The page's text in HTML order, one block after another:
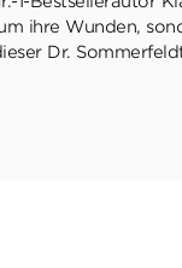
ihre Wunden,
Dr.